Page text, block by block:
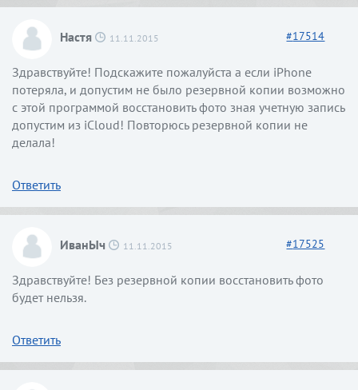
Настя 11.11.2015 #17514
Здравствуйте! Подскажите пожалуйста а если iPhone
потеряла, и допустим не было резервной копии возможно
с этой программой восстановить фото зная учетную запись
допустим из iCloud! Повторюсь резервной копии не
делала!
Ответить
ИванЫч 11.11.2015 #17525
Здравствуйте! Без резервной копии восстановить фото
будет нельзя.
Ответить